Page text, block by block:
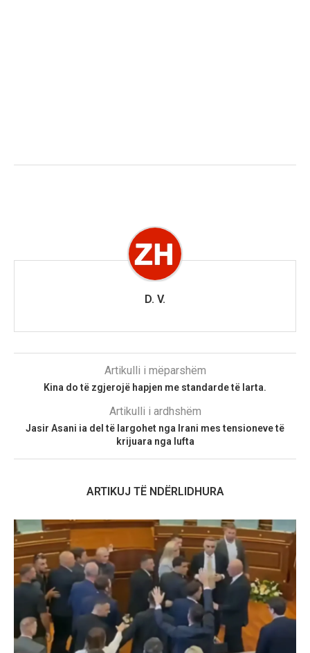
D. V.
Artikulli i mëparshëm
Kina do të zgjerojë hapjen me standarde të larta.
Artikulli i ardhshëm
Jasir Asani ia del të largohet nga Irani mes tensioneve të
krijuara nga lufta
ARTIKUJ TË NDËRLIDHURA